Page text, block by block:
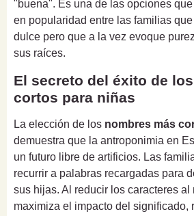
"buena". Es una de las opciones
en popularidad entre las familias
dulce pero que a la vez evoque
sus raíces.
El secreto del éxito de
cortos para niñas
La elección de los nombres más
demuestra que la antroponimia en
un futuro libre de artificios. Las
recurrir a palabras recargadas para
sus hijas. Al reducir los caracteres al
maximiza el impacto del significado,